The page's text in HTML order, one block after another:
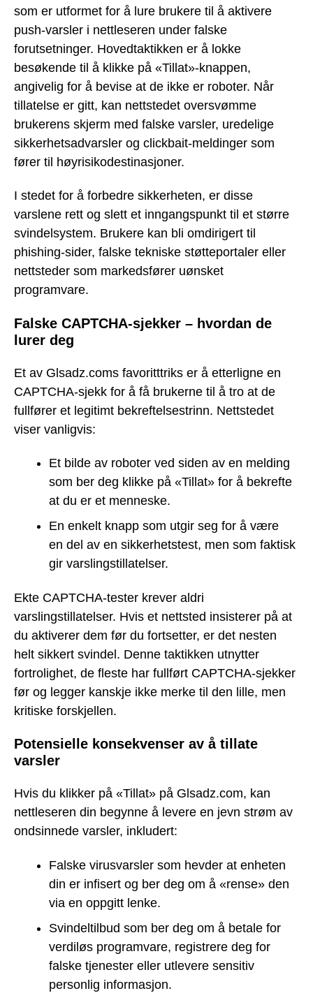
som er utformet for å lure brukere til å aktivere
push-varsler i nettleseren under falske
forutsetninger. Hovedtaktikken er å lokke
besøkende til å klikke på «Tillat»-knappen,
angivelig for å bevise at de ikke er roboter. Når
tillatelse er gitt, kan nettstedet oversvømme
brukerens skjerm med falske varsler, uredelige
sikkerhetsadvarsler og clickbait-meldinger som
fører til høyrisikodestinasjoner.
I stedet for å forbedre sikkerheten, er disse
varslene rett og slett et inngangspunkt til et større
svindelsystem. Brukere kan bli omdirigert til
phishing-sider, falske tekniske støtteportaler eller
nettsteder som markedsfører uønsket
programvare.
Falske CAPTCHA-sjekker – hvordan de
lurer deg
Et av Glsadz.coms favoritttriks er å etterligne en
CAPTCHA-sjekk for å få brukerne til å tro at de
fullfører et legitimt bekreftelsestrinn. Nettstedet
viser vanligvis:
Et bilde av roboter ved siden av en melding
som ber deg klikke på «Tillat» for å bekrefte
at du er et menneske.
En enkelt knapp som utgir seg for å være
en del av en sikkerhetstest, men som faktisk
gir varslingstillatelser.
Ekte CAPTCHA-tester krever aldri
varslingstillatelser. Hvis et nettsted insisterer på at
du aktiverer dem før du fortsetter, er det nesten
helt sikkert svindel. Denne taktikken utnytter
fortrolighet, de fleste har fullført CAPTCHA-sjekker
før og legger kanskje ikke merke til den lille, men
kritiske forskjellen.
Potensielle konsekvenser av å tillate
varsler
Hvis du klikker på «Tillat» på Glsadz.com, kan
nettleseren din begynne å levere en jevn strøm av
ondsinnede varsler, inkludert:
Falske virusvarsler som hevder at enheten
din er infisert og ber deg om å «rense» den
via en oppgitt lenke.
Svindeltilbud som ber deg om å betale for
verdiløs programvare, registrere deg for
falske tjenester eller utlevere sensitiv
personlig informasjon.